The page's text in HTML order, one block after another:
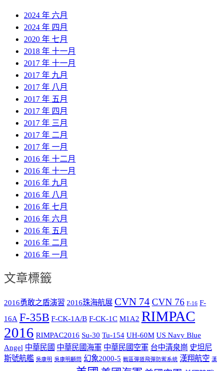
2024 年 六月
2024 年 四月
2020 年 七月
2018 年 十一月
2017 年 十一月
2017 年 九月
2017 年 八月
2017 年 五月
2017 年 四月
2017 年 三月
2017 年 二月
2017 年 一月
2016 年 十二月
2016 年 十一月
2016 年 九月
2016 年 八月
2016 年 七月
2016 年 六月
2016 年 五月
2016 年 二月
2016 年 一月
文章標籤
2016勇敢之盾演習 2016珠海航展 CVN 74CVN 76 F-16 F-
16A F-35B F-CK-1A/B F-CK-1C M1A2 RIMPAC
2016 RIMPAC2016 Su-30 Tu-154 UH-60M US Navy Blue
Angel 中華民國 中華民國海軍 中華民國空軍 台中清泉崗 史坦尼
斯號航艦 吳康明 吳康明顧問 幻象2000-5 戰區彈道飛彈防禦系統 漢翔航空 漢